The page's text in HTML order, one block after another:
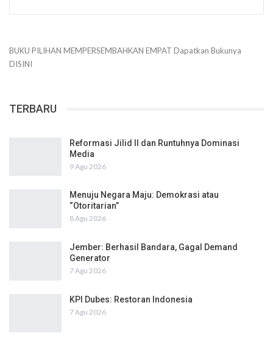
BUKU PILIHAN MEMPERSEMBAHKAN EMPAT Dapatkan Bukunya
DISINI
TERBARU
Reformasi Jilid II dan Runtuhnya Dominasi
Media
9 Agu 2026
Menuju Negara Maju: Demokrasi atau
“Otoritarian”
8 Agu 2026
Jember: Berhasil Bandara, Gagal Demand
Generator
7 Agu 2026
KPI Dubes: Restoran Indonesia
7 Agu 2026